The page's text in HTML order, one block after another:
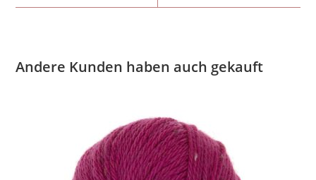
Andere Kunden haben auch gekauft